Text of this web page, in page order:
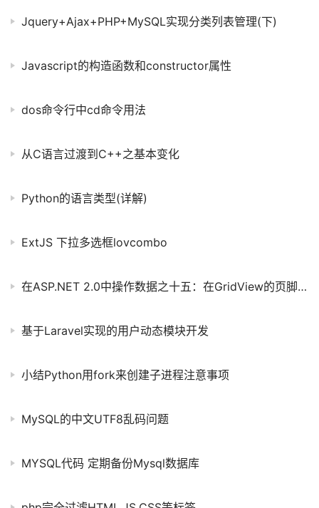
Jquery+Ajax+PHP+MySQL实现分类列表管理(下)
Javascript的构造函数和constructor属性
dos命令行中cd命令用法
从C语言过渡到C++之基本变化
Python的语言类型(详解)
ExtJS 下拉多选框lovcombo
在ASP.NET 2.0中操作数据之十五：在GridView的页脚中显示统计信息
基于Laravel实现的用户动态模块开发
小结Python用fork来创建子进程注意事项
MySQL的中文UTF8乱码问题
MYSQL代码 定期备份Mysql数据库